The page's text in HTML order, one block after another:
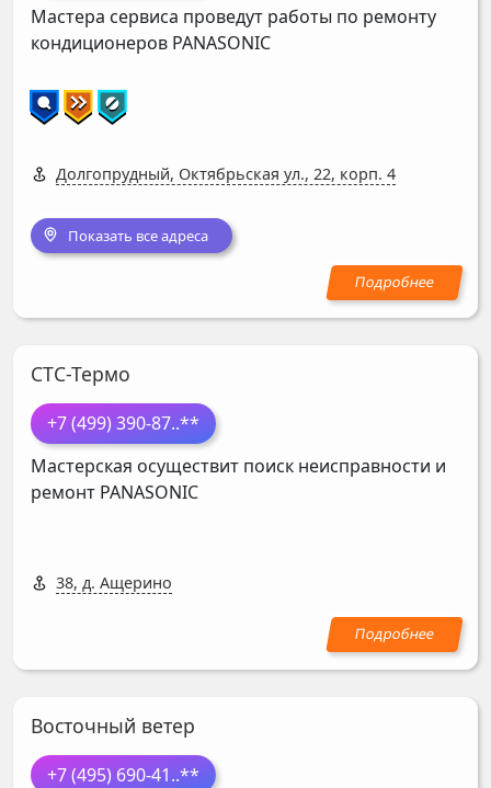
Мастера сервиса проведут работы по ремонту
кондиционеров PANASONIC
Долгопрудный, Октябрьская ул., 22, корп. 4
Показать все адреса
СТС-Термо
+7 (499) 390-87..**
Мастерская осуществит поиск неисправности и
ремонт PANASONIC
38, д. Ащерино
Восточный ветер
+7 (495) 690-41..**